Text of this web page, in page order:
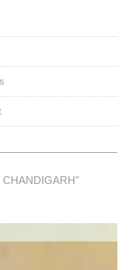
CHANDIGARH"